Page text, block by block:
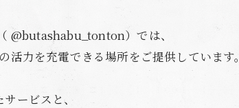
@butashabu_tonton）では、
活力を充電できる場所をご提供しています。
ービスと、